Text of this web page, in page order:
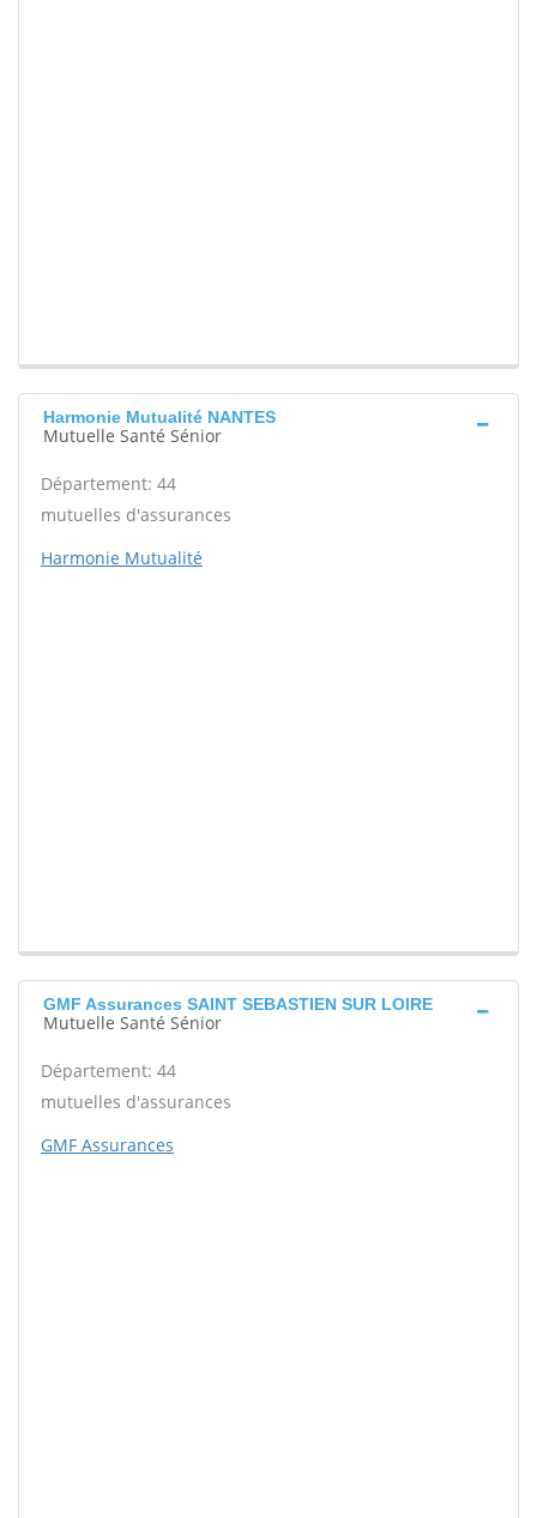
Harmonie Mutualité NANTES
Mutuelle Santé Sénior
Département: 44
mutuelles d'assurances
Harmonie Mutualité
GMF Assurances SAINT SEBASTIEN SUR LOIRE
Mutuelle Santé Sénior
Département: 44
mutuelles d'assurances
GMF Assurances